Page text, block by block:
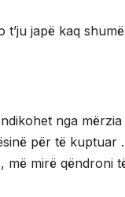
japë kaq
nga
për të
më mirë qëndroni